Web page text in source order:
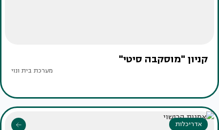
קניון "מוסקבה סיטי"
מערכת בית ונוי
אדריכלות